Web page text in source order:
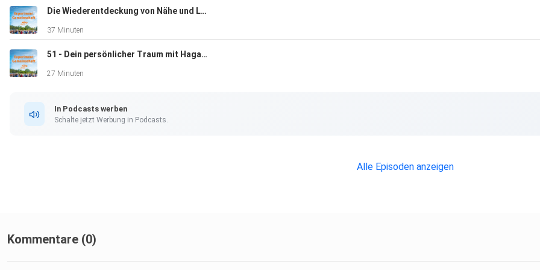
Weiterführende Links:
Die Wiederentdeckung von Nähe und Lebendigkeit – mit Jasmin Seipold
37 Minuten
51 - Dein persönlicher Traum mit Hagara, Adrian und Andrea
27 Minuten
In Podcasts werben
Schalte jetzt Werbung in Podcasts.
Alle Episoden anzeigen
Kommentare (0)